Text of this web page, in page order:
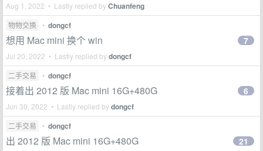
Aug 1, 2022 • Lastly replied byChuanfeng
物物交换 • dongcf
想用 Mac mini 换个 win
Jul 20, 2022 • Lastly replied bydongcf
7
二手交易 • dongcf
接着出 2012 版 Mac mini 16G+480G
Jun 30, 2022 • Lastly replied bydongcf
6
二手交易 • dongcf
出 2012 版 Mac mini 16G+480G 21